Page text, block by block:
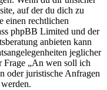
auf der du dich zu
einen rechtlichen
phpBB Limited und der
anbieten kann
jeglicher
Frage „An wen soll ich
oder juristische Anfragen